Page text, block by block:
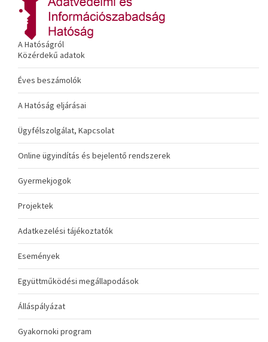
A Hatóságról
Közérdekű adatok
Éves beszámolók
A Hatóság eljárásai
Ügyfélszolgálat, Kapcsolat
Online ügyindítás és bejelentő rendszerek
Gyermekjogok
Projektek
Adatkezelési tájékoztatók
Események
Együttműködési megállapodások
Álláspályázat
Gyakornoki program